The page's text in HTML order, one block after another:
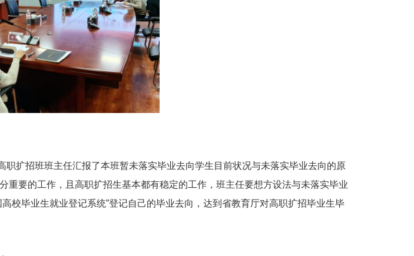
扩招班班主任汇报了本班暂未落实毕业去向学生目前状况与未落实毕业去向的原
要的工作，且高职扩招生基本都有稳定的工作，班主任要想方设法与未落实毕业
校毕业生就业登记系统”登记自己的毕业去向，达到省教育厅对高职扩招毕业生毕